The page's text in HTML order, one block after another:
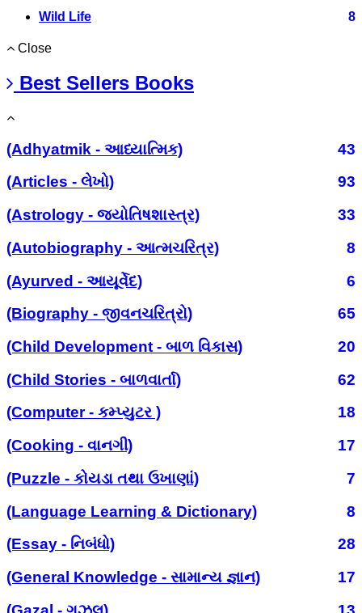
Wild Life 8
Close
Best Sellers Books
(Adhyatmik - આધ્યાત્મિક)
43
(Articles - લેખો)
93
(Astrology - જ્યોતિષશાસ્ત્ર)
33
(Autobiography - આત્મચરિત્ર)
8
(Ayurved - આયૂર્વેદ)
6
(Biography - જીવનચરિત્રો)
65
(Child Development - બાળ વિકાસ)
20
(Child Stories - બાળવાર્તા)
62
(Computer - કમ્પ્યુટર )
18
(Cooking - વાનગી)
17
(Puzzle - કોયડા તથા ઉખાણાં)
7
(Language Learning & Dictionary)
8
(Essay - નિબંધો)
28
(General Knowledge - સામાન્ય જ્ઞાન)
17